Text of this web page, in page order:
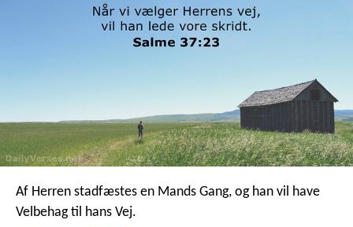
Af Herren stadfæstes en Mands Gang, og han vil have
Velbehag til hans Vej.